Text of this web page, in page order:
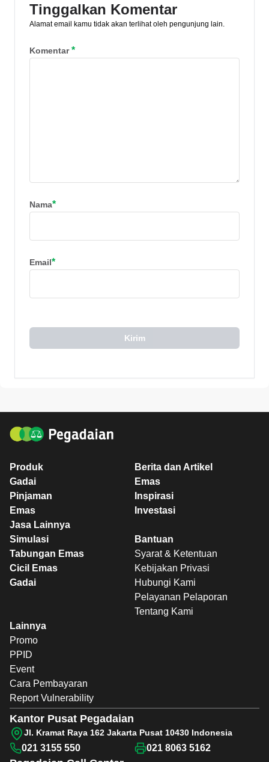
Tinggalkan Komentar
Alamat email kamu tidak akan terlihat oleh pengunjung lain.
Komentar*
Nama*
Email*
Kirim
Produk
Gadai
Pinjaman
Emas
Jasa Lainnya
Berita dan Artikel
Emas
Inspirasi
Investasi
Simulasi
Tabungan Emas
Cicil Emas
Gadai
Bantuan
Syarat & Ketentuan
Kebijakan Privasi
Hubungi Kami
Pelayanan Pelaporan
Tentang Kami
Lainnya
Promo
PPID
Event
Cara Pembayaran
Report Vulnerability
Kantor Pusat Pegadaian
Jl. Kramat Raya 162 Jakarta Pusat 10430 Indonesia
021 3155 550 021 8063 5162